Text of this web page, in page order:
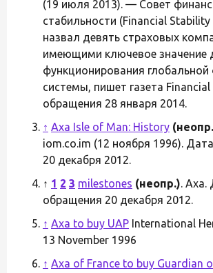
(19 июля 2013). — Совет
стабильности (Financial Stability
назвал девять страховых
имеющими ключевое значение
функционирования
системы, пишет газета
обращения 28 января 2014.
↑ Axa Isle of Man: History
iom.co.im (12 ноября 1996).
20 декабря 2012.
↑ 1 2 3 milestones (неопр.). Axa.
обращения 20 декабря 2012.
↑ Axa to buy UAP International
13 November 1996
↑ Axa of France to buy Guardian